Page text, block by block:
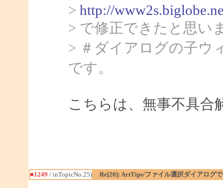
> http://
> で修正できたと思い
> ＃ダイアログの子ウ
です。
こちらは、無事不具合
■1249 / inTopicNo.25) Re[20]: ArtTips/ファイル選択ダイアログ